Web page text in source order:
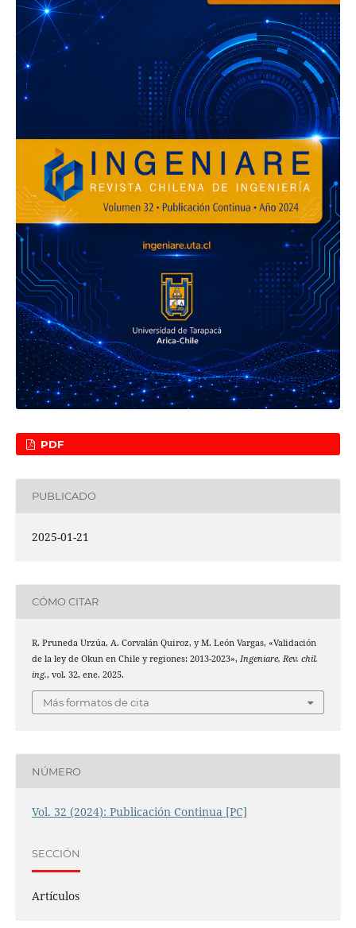
PDF
PUBLICADO
2025-01-21
CÓMO CITAR
R. Pruneda Urzúa, A. Corvalán Quiroz, y M. León Vargas, «Validación
de la ley de Okun en Chile y regiones: 2013-2023», Ingeniare, Rev. chil.
ing., vol. 32, ene. 2025.
Más formatos de cita
NÚMERO
Vol. 32 (2024): Publicación Continua [PC]
SECCIÓN
Artículos